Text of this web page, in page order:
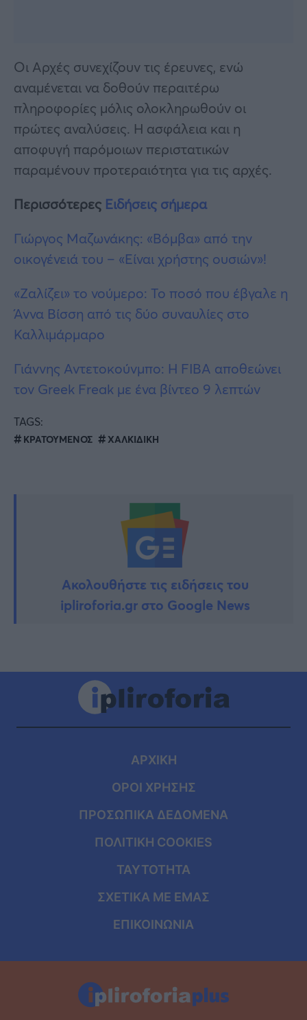
Οι Αρχές συνεχίζουν τις έρευνες, ενώ
αναμένεται να δοθούν περαιτέρω
πληροφορίες μόλις ολοκληρωθούν οι
πρώτες αναλύσεις. Η ασφάλεια και η
αποφυγή παρόμοιων περιστατικών
παραμένουν προτεραιότητα για τις αρχές.
Περισσότερες Ειδήσεις σήμερα
Γιώργος Μαζωνάκης: «Βόμβα» από την
οικογένειά του – «Είναι χρήστης ουσιών»!
«Ζαλίζει» το νούμερο: Το ποσό που έβγαλε η
Άννα Βίσση από τις δύο συναυλίες στο
Καλλιμάρμαρο
Γιάννης Αντετοκούνμπο: H FIBA αποθεώνει
τον Greek Freak με ένα βίντεο 9 λεπτών
TAGS:
ΚΡΑΤΟΥΜΕΝΟΣ ΧΑΛΚΙΔΙΚΗ
Ακολουθήστε τις ειδήσεις του
ipliroforia.gr στο Google News
ΑΡΧΙΚΗ
ΟΡΟΙ ΧΡΗΣΗΣ
ΠΡΟΣΩΠΙΚΑ ΔΕΔΟΜΕΝΑ
ΠΟΛΙΤΙΚΗ COOKIES
ΤΑΥΤΟΤΗΤΑ
ΣΧΕΤΙΚΑ ΜΕ ΕΜΑΣ
ΕΠΙΚΟΙΝΩΝΙΑ